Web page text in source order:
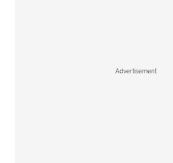
Advertisement